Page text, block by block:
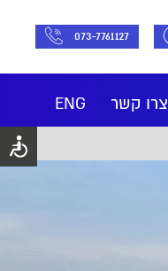
073-7761127
ENG צרו קשר